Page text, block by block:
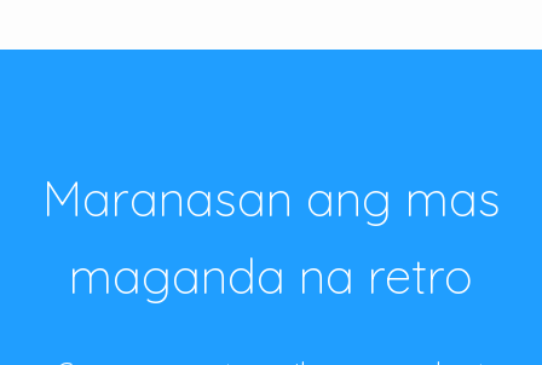
Maranasan ang mas
maganda na retro